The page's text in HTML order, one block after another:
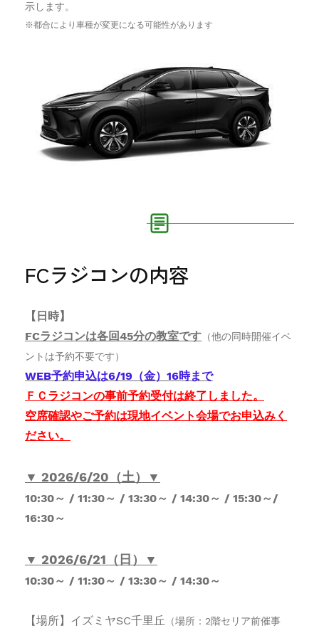
示します。
※都合により車種が変更になる可能性があります
​FCラジコンの内容
【日時】
FCラジコンは各回45分の教室です （他の同時開催イベ
ントは予約不要です）
WEB予約申込は6/19（金）16時まで
ＦＣラジコンの事前予約受付は終了しました。
空席確認やご予約は現地イベント会場でお申込みく
ださい。
▼ 2026/6/20（土） ▼
10:30～ / 11:30～ / 13:30～ / 14:30～ / 15:30～/
16:30～
▼ 2026/6/21（日） ▼
10:30～ / 11:30～ / 13:30～ / 14:30～
【場所】イズミヤSC千里丘
（場所：2階セリア前催事